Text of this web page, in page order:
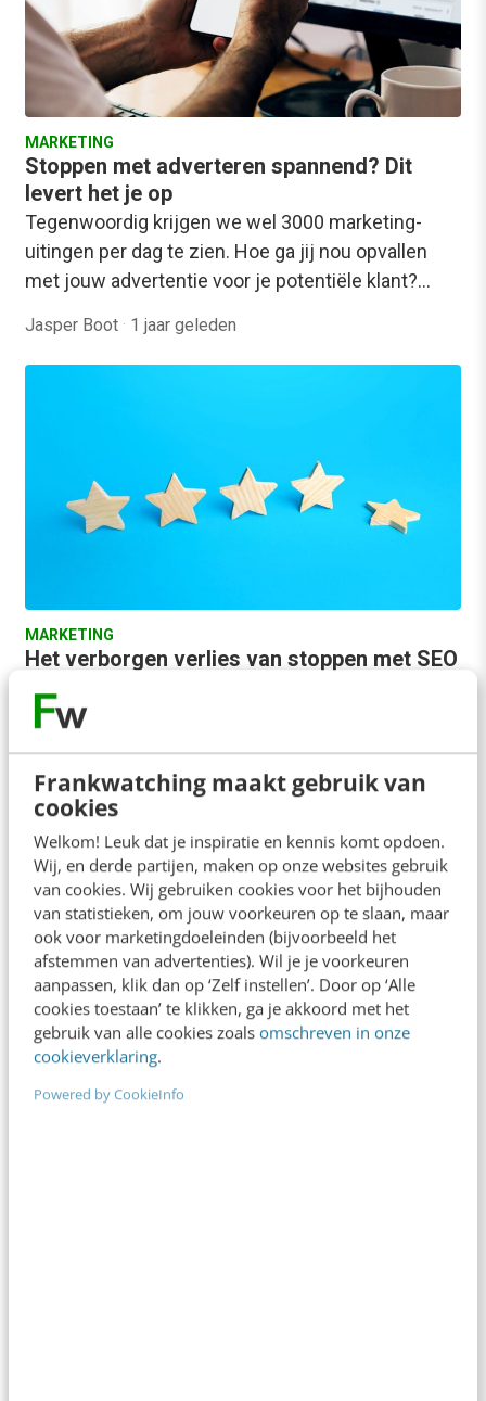
Frankwatching maakt gebruik van
cookies
Welkom! Leuk dat je inspiratie en kennis komt opdoen.
Wij, en derde partijen, maken op onze websites gebruik
van cookies. Wij gebruiken cookies voor het bijhouden
van statistieken, om jouw voorkeuren op te slaan, maar
ook voor marketingdoeleinden (bijvoorbeeld het
afstemmen van advertenties). Wil je je voorkeuren
aanpassen, klik dan op ‘Zelf instellen’. Door op ‘Alle
cookies toestaan’ te klikken, ga je akkoord met het
gebruik van alle cookies zoals omschreven in onze
cookieverklaring.
Powered by CookieInfo
MARKETING
Stoppen met adverteren spannend? Dit
levert het je op
Tegenwoordig krijgen we wel 3000 marketing-
uitingen per dag te zien. Hoe ga jij nou opvallen
met jouw advertentie voor je potentiële klant?…
Jasper Boot · 1 jaar geleden
MARKETING
Het verborgen verlies van stoppen met SEO
veel en levert weinig zichtbaars op." Klinkt dit
veranderende…
Jarik Oosting